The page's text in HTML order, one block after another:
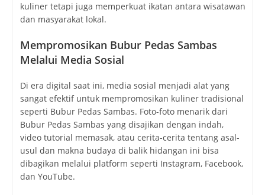
kuliner tetapi juga memperkuat ikatan antara wisatawan
dan masyarakat lokal.
Mempromosikan Bubur Pedas Sambas
Melalui Media Sosial
Di era digital saat ini, media sosial menjadi alat yang
sangat efektif untuk mempromosikan kuliner tradisional
seperti Bubur Pedas Sambas. Foto-foto menarik dari
Bubur Pedas Sambas yang disajikan dengan indah,
video tutorial memasak, atau cerita-cerita tentang asal-
usul dan makna budaya di balik hidangan ini bisa
dibagikan melalui platform seperti Instagram, Facebook,
dan YouTube.